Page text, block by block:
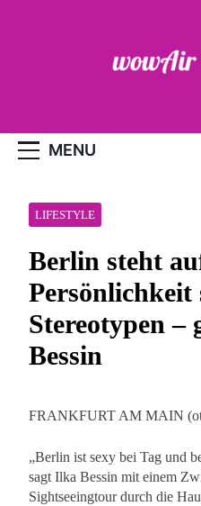
MENU
LIFESTYLE
Berlin steht
Stereotypen –
Bessin
FRANKFURT AM MAIN
„Berlin ist sexy bei Tag und
sagt Ilka Bessin mit einem
Sightseeingtour durch die